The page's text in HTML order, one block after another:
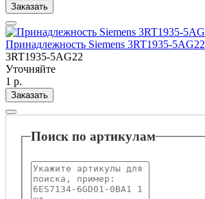
Заказать
Принадлежность Siemens 3RT1935-5AG22
3RT1935-5AG22
Уточняйте
1 р.
Заказать
Поиск по артикулам